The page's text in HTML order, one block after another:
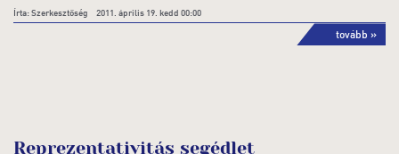
Írta: Szerkesztőség 2011. április 19. kedd 00:00
tovább »
Reprezentativitás segédlet